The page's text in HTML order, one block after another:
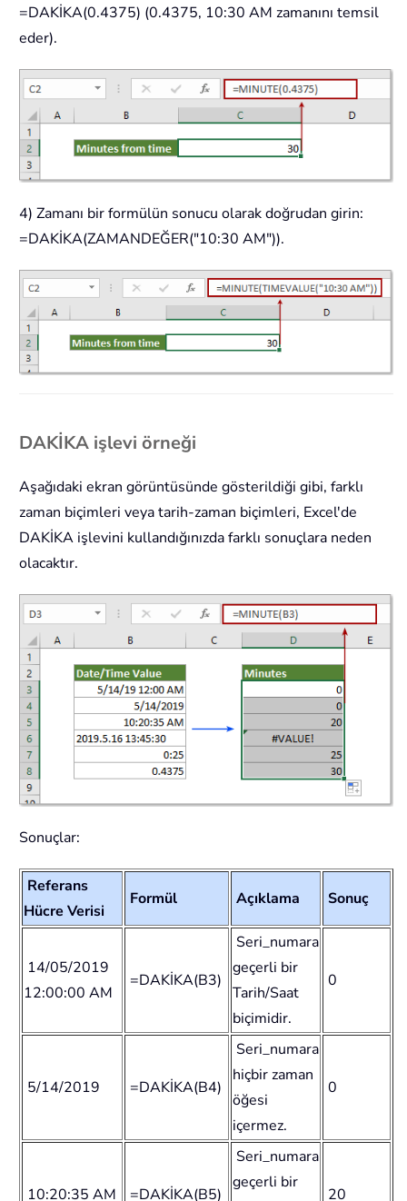
=DAKİKA(0.4375) (0.4375, 10:30 AM zamanını temsil
eder).
4) Zamanı bir formülün sonucu olarak doğrudan girin:
=DAKİKA(ZAMANDEĞER("10:30 AM")).
DAKİKA işlevi örneği
Aşağıdaki ekran görüntüsünde gösterildiği gibi, farklı
zaman biçimleri veya tarih-zaman biçimleri, Excel'de
DAKİKA işlevini kullandığınızda farklı sonuçlara neden
olacaktır.
Sonuçlar:
Referans
Hücre Verisi
Formül Açıklama Sonuç
14/05/2019
12:00:00 AM
=DAKİKA(B3)
Seri_numara
geçerli bir
Tarih/Saat
biçimidir.
0
5/14/2019 =DAKİKA(B4)
Seri_numara
hiçbir zaman
öğesi
içermez.
0
10:20:35 AM =DAKİKA(B5)
Seri_numara
geçerli bir
20